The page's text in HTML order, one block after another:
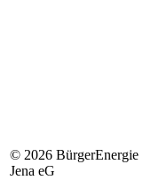
© 2026 BürgerEnergie
Jena eG